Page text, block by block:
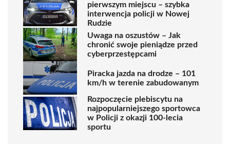
pierwszym miejscu – szybka
interwencja policji w Nowej
Rudzie
Uwaga na oszustów – Jak
chronić swoje pieniądze przed
cyberprzestępcami
Piracka jazda na drodze – 101
km/h w terenie zabudowanym
Rozpoczęcie plebiscytu na
najpopularniejszego sportowca
w Policji z okazji 100-lecia
sportu